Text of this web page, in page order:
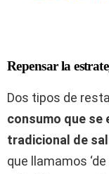
Repensar la
Dos tipos de
consumo que se
tradicional de
que llamamos